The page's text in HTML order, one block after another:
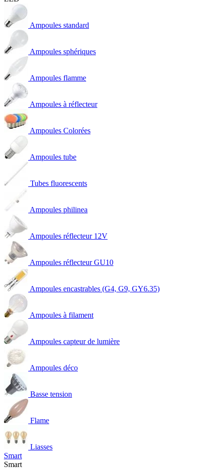
Ampoules standard
Ampoules sphériques
Ampoules flamme
Ampoules à réflecteur
Ampoules Colorées
Ampoules tube
Tubes fluorescents
Ampoules philinea
Ampoules réflecteur 12V
Ampoules réflecteur GU10
Ampoules encastrables (G4, G9, GY6.35)
Ampoules à filament
Ampoules capteur de lumière
Ampoules déco
Basse tension
Flame
Liasses
Smart
Smart